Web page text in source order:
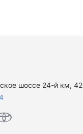
шоссе 24-й км, 42